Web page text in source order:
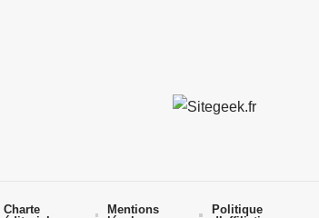
Charte
Mentions
Politique